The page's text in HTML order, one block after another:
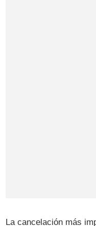
La cancelación más